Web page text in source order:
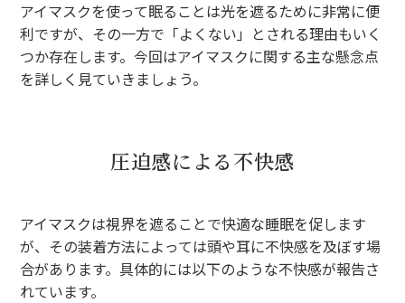
アイマスクを使って眠ることは光を遮るために非常に便
利ですが、その一方で「よくない」とされる理由もいく
つか存在します。今回はアイマスクに関する主な懸念点
を詳しく見ていきましょう。
圧迫感による不快感
アイマスクは視界を遮ることで快適な睡眠を促します
が、その装着方法によっては頭や耳に不快感を及ぼす場
合があります。具体的には以下のような不快感が報告さ
れています。